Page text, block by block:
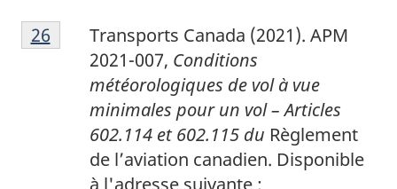
2
6
Transports Canada (2021). APM
2021-007, Conditions
météorologiques de vol à vue
minimales pour un vol – Articles
602.114 et 602.115 du Règlement
de l’aviation canadien. Disponible
Return to footnote
26 referrer